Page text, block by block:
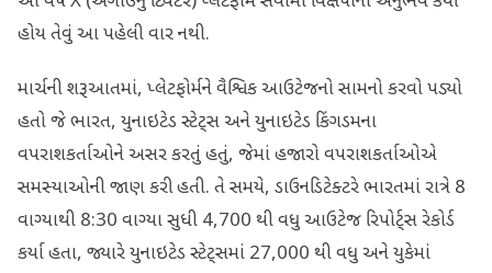
હોય તેવું આ પહેલી વાર નથી.
માર્ચની શરૂઆતમાં, પ્લેટફોર્મને વૈશ્વિક આઉટેજનો સામનો કરવો પડ્યો
હતો જે ભારત, યુનાઇટેડ સ્ટેટ્સ અને યુનાઇટેડ કિંગડમના
વપરાશકર્તાઓને અસર કરતું હતું, જેમાં હજારો વપરાશકર્તાઓએ
સમસ્યાઓની જાણ કરી હતી. તે સમયે, ડાઉનડિટેક્ટરે ભારતમાં રાત્રે 8
વાગ્યાથી 8:30 વાગ્યા સુધી 4,700 થી વધુ આઉટેજ રિપોર્ટ્સ રેકોર્ડ
કર્યા હતા, જ્યારે યુનાઇટેડ સ્ટેટ્સમાં 27,000 થી વધુ અને યુકેમાં